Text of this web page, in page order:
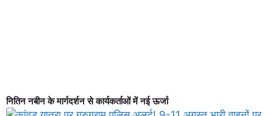
नितिन नबीन के मार्गदर्शन से कार्यकर्ताओं में नई ऊर्जा